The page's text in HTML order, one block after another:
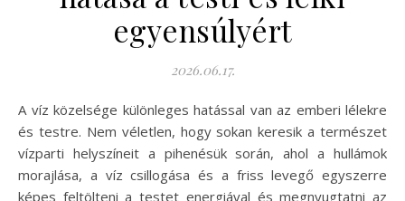
egyensúlyért
2026.06.17.
A víz közelsége különleges hatással van az emberi lélekre
és testre. Nem véletlen, hogy sokan keresik a természet
vízparti helyszíneit a pihenésük során, ahol a hullámok
morajlása, a víz csillogása és a friss levegő egyszerre
képes feltölteni a testet energiával és megnyugtatni az